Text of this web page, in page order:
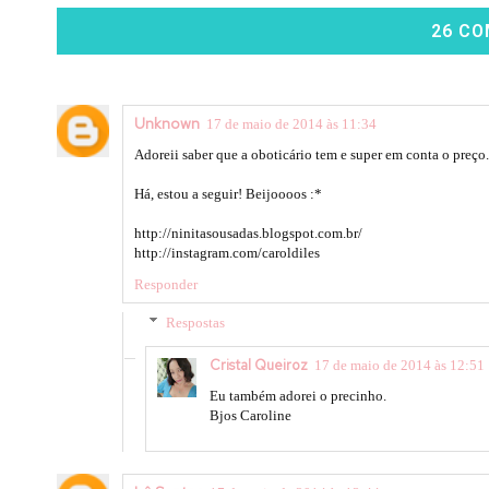
26
Unknown 17 de maio de 2014 às 11:34
Adoreii saber que a oboticário tem e super em conta o
Há, estou a seguir! Beijoooos :*
http://ninitasousadas.blogspot.com.br/
http://instagram.com/caroldiles
Responder
Respostas
Cristal Queiroz 17 de maio de 2014 às 12:51
Eu também adorei o precinho.
Bjos Caroline